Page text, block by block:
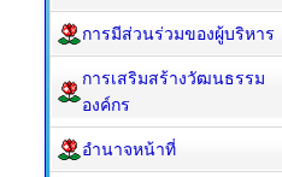
การมีส่วนร่วมของผู้บริหาร
การเสริมสร้างวัฒนธรรม
องค์กร
อำนาจหน้าที่